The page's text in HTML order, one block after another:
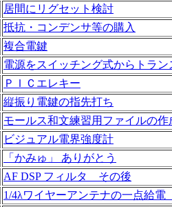
居間にリグセット検討
抵抗・コンデンサ等の購入
複合電鍵
電源をスイッチング式からトラン
ＰＩＣエレキー
縦振り電鍵の指先打ち
モールス和文練習用ファイルの作
ビジュアル電界強度計
「かみゅ」 ありがとう
AF DSP フィルタ その後
1/4λワイヤーアンテナの一点給